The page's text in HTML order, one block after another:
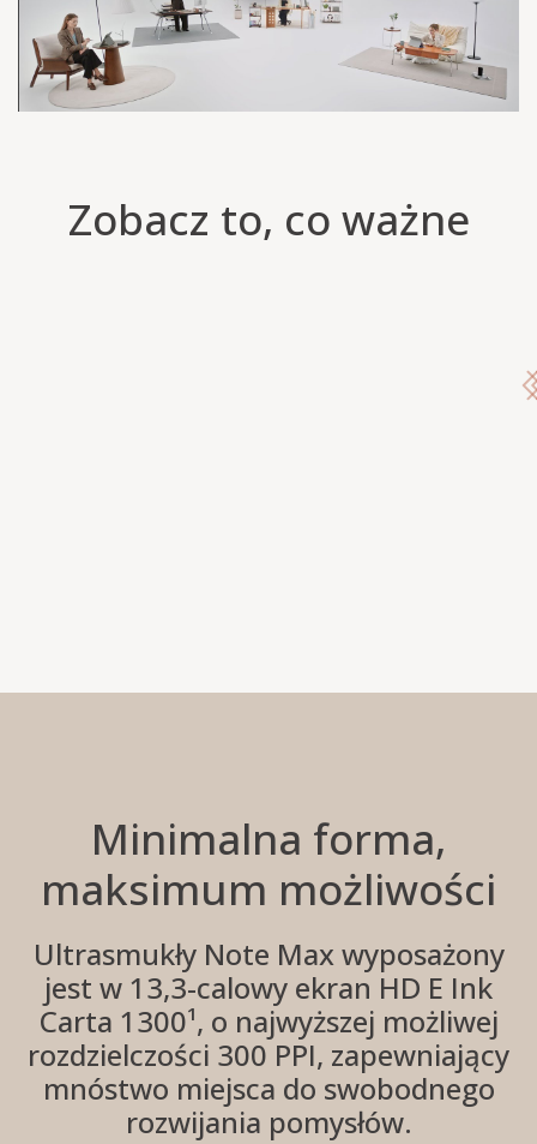
Zobacz to, co ważne
Minimalna forma,
maksimum możliwości
Ultrasmukły Note Max wyposażony
jest w 13,3-calowy ekran HD E Ink
Carta 1300¹, o najwyższej możliwej
rozdzielczości 300 PPI, zapewniający
mnóstwo miejsca do swobodnego
rozwijania pomysłów.